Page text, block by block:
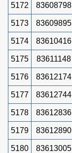
5172 83608798
5173 83609895
5174 83610416
5175 83611148
5176 83612174
5177 83612744
5178 83612836
5179 83612890
5180 83613005